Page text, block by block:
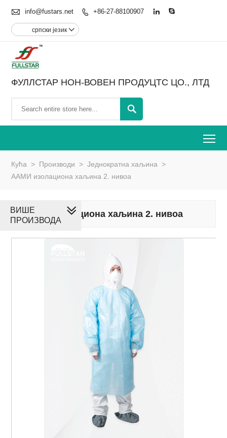
 info@fustars.net  +86-27-88100907  
српски језик 
ФУЛЛСТАР НОН-ВОВЕН ПРОДУЦТС ЦО., ЛТД

Кућа > Производи > Једнократна хаљина >
ААМИ изолациона хаљина 2. нивоа
ААМИ изолациона хаљина 2. нивоа
ВИШЕ
ПРОИЗВОДА